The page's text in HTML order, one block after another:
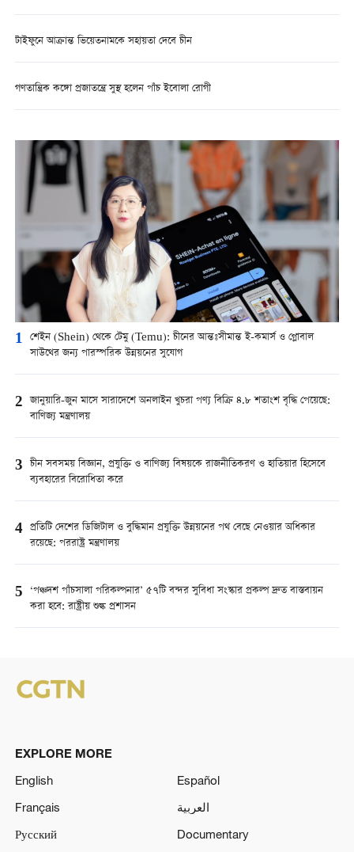
টাইফুনে আক্রান্ত ভিয়েতনামকে সহায়তা দেবে চীন
গণতান্ত্রিক কঙ্গো প্রজাতন্ত্রে সুস্থ হলেন পাঁচ ইবোলা রোগী
1 শেইন (Shein) থেকে টেমু (Temu): চীনের আন্তঃসীমান্ত ই-কমার্স ও গ্লোবাল
সাউথের জন্য পারস্পরিক উন্নয়নের সুযোগ
2 জানুয়ারি-জুন মাসে সারাদেশে অনলাইন খুচরা পণ্য বিক্রি ৪.৮ শতাংশ বৃদ্ধি পেয়েছে:
বাণিজ্য মন্ত্রণালয়
3 চীন সবসময় বিজ্ঞান, প্রযুক্তি ও বাণিজ্য বিষয়কে রাজনীতিকরণ ও হাতিয়ার হিসেবে
ব্যবহারের বিরোধিতা করে
4 প্রতিটি দেশের ডিজিটাল ও বুদ্ধিমান প্রযুক্তি উন্নয়নের পথ বেছে নেওয়ার অধিকার
রয়েছে: পররাষ্ট্র মন্ত্রণালয়
5 ‘পঞ্চদশ পাঁচসালা পরিকল্পনার’ ৫৭টি বন্দর সুবিধা সংস্কার প্রকল্প দ্রুত বাস্তবায়ন
করা হবে: রাষ্ট্রীয় শুল্ক প্রশাসন
EXPLORE MORE
English
Español
Français
العربية
Русский
Documentary